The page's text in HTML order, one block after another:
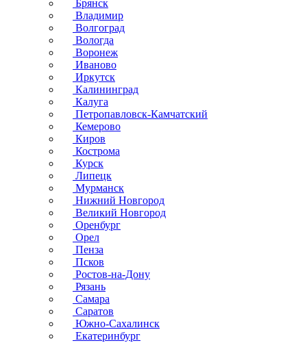
Брянск
Владимир
Волгоград
Вологда
Воронеж
Иваново
Иркутск
Калининград
Калуга
Петропавловск-Камчатский
Кемерово
Киров
Кострома
Курск
Липецк
Мурманск
Нижний Новгород
Великий Новгород
Оренбург
Орел
Пенза
Псков
Ростов-на-Дону
Рязань
Самара
Саратов
Южно-Сахалинск
Екатеринбург